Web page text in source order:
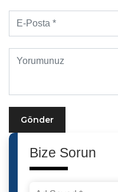
Gönder
Bize Sorun